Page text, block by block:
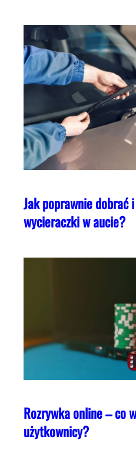
Jak poprawnie dobrać
wycieraczki w aucie?
Rozrywka online – co
użytkownicy?